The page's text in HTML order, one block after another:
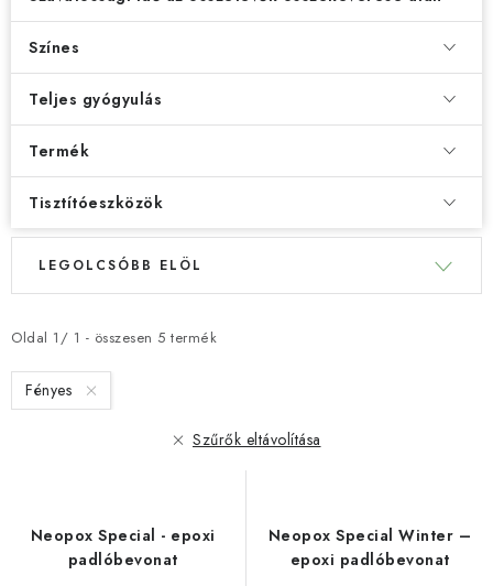
Színes
Teljes gyógyulás
Termék
Tisztítóeszközök
T
m
é
k
Oldal 1 / 1 - összesen 5 termék
T
m
é
k
LEGOLCSÓBB ELÖL
Fényes
Szűrők eltávolítása
Neopox Special - epoxi
padlóbevonat
Neopox Special Winter –
epoxi padlóbevonat